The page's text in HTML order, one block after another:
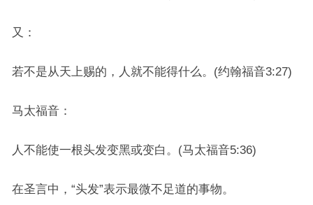
又：
若不是从天上赐的，人就不能得什么。(约翰福音3:27)
马太福音：
人不能使一根头发变黑或变白。(马太福音5:36)
在圣言中，“头发”表示最微不足道的事物。